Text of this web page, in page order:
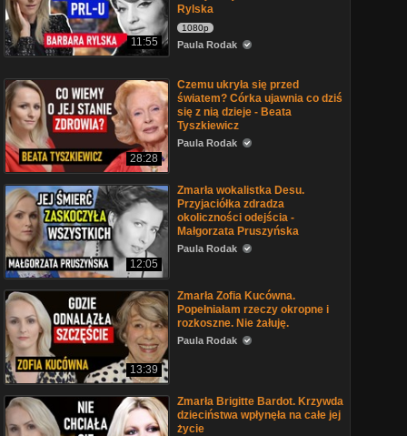
11:55
Rylska
1080p
Paula Rodak
28:28
Czemu ukryła się przed
światem? Córka ujawnia co dziś
się z nią dzieje - Beata
Tyszkiewicz
Paula Rodak
12:05
Zmarła wokalistka Desu.
Przyjaciółka zdradza
okoliczności odejścia -
Małgorzata Pruszyńska
Paula Rodak
13:39
Zmarła Zofia Kucówna.
Popełniałam rzeczy okropne i
rozkoszne. Nie żałuję.
Paula Rodak
Zmarła Brigitte Bardot. Krzywda
dzieciństwa wpłynęła na całe jej
życie